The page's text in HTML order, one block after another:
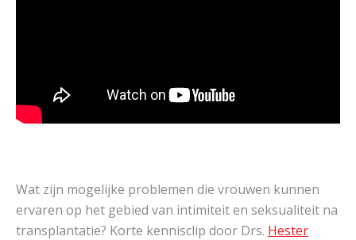
Wat zijn mogelijke problemen die vrouwen kunnen
ervaren op het gebied van intimiteit en seksualiteit na
transplantatie? Korte kennisclip door Drs. Hester